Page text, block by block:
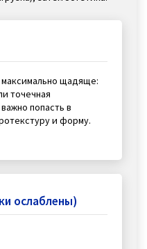
максимально щадяще:
точечная
попасть в
и форму.
ослаблены)